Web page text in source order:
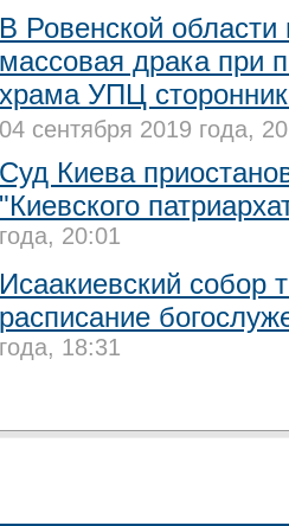
В Ровенской
массовая драка при
храма УПЦ
04 сентября 2019 года,
Суд Киева
"Киевского
года, 20:01
Исаакиевский собор
расписание
года, 18:31